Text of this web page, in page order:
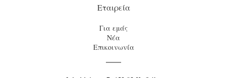
Εταιρεία
Για εμάς
Νέα
Επικοινωνία